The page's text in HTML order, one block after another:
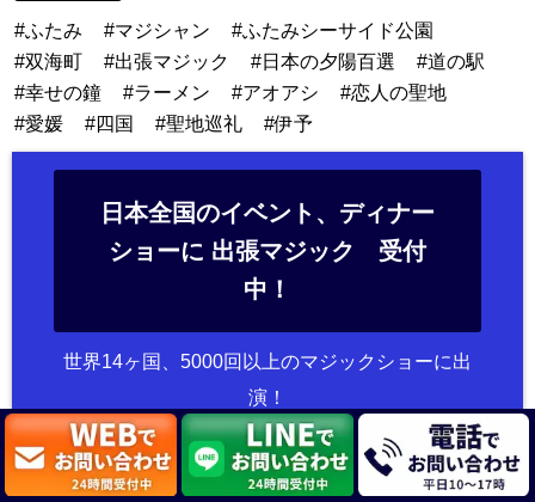
ふたみ マジシャン
ふたみシーサイド公園
双海町
出張マジック 日本の夕陽百選
道の駅
幸せの鐘
ラーメン アオアシ
恋人の聖地
愛媛
四国 聖地巡礼 伊予
日本全国のイベント、ディナー
ショーに 出張マジック 受付
中！
世界14ヶ国、5000回以上のマジックショーに出
演！
企業イベントは1800社を突破しました！